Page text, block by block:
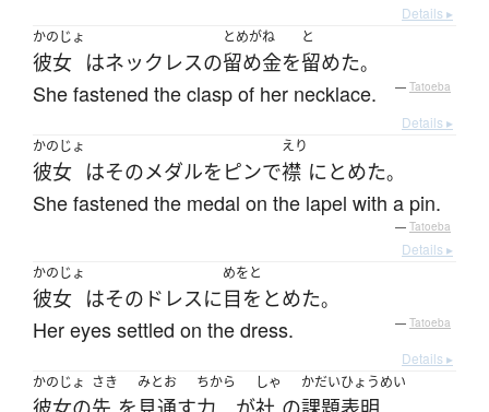
Details ▸
かのじょ
彼女 はネックレスの
とめがね
留め金を
と
留めた。
She fastened the clasp of her necklace. — Tatoeba
Details ▸
かのじょ
彼女 はそのメダルを ピンで
えり
襟 にとめた。
She fastened the medal on the lapel with a pin.
— Tatoeba
Details ▸
かのじょ
彼女 はその ドレスに
めをと
目をとめた。
Her eyes settled on the dress. — Tatoeba
Details ▸
かのじょ さき みとお ちから しゃ かだいひょうめい